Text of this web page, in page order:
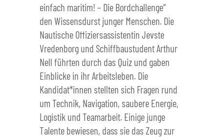
einfach maritim! – Die Bordchallenge“
den Wissensdurst junger Menschen. Die
Nautische Offiziersassistentin Jevste
Vredenborg und Schiffbaustudent Arthur
Nell führten durch das Quiz und gaben
Einblicke in ihr Arbeitsleben. Die
Kandidat*innen stellten sich Fragen rund
um Technik, Navigation, saubere Energie,
Logistik und Teamarbeit. Einige junge
Talente bewiesen, dass sie das Zeug zur